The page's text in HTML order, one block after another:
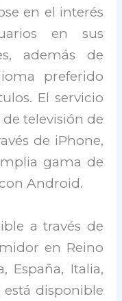
en el interés
en sus
además de
preferido
El servicio
televisión de
de iPhone,
gama de
Android.
a través de
en Reino
España, Italia,
está disponible